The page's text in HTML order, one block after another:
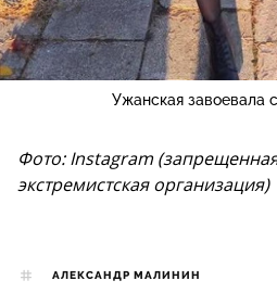
Ужанская завоевала
Фото: Instagram
экстремистская организация)
АЛЕКСАНДР МАЛИНИН